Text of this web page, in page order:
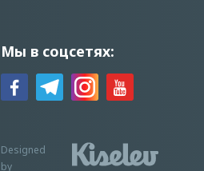
Мы в соцсетях:
Designed
by